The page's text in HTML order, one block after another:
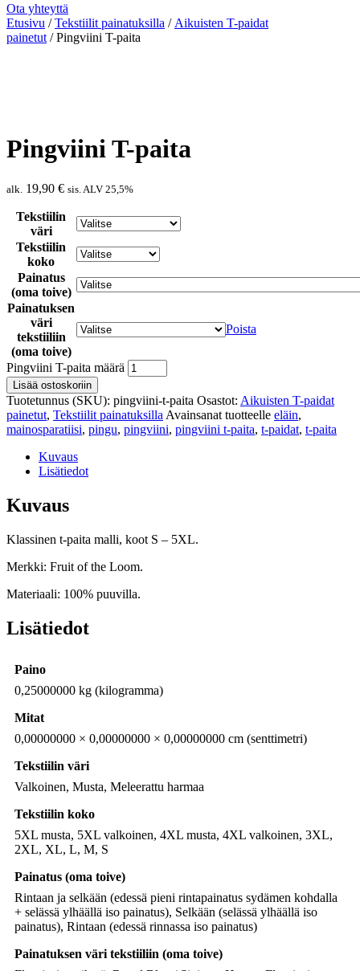
Ota yhteyttä
Etusivu /Tekstiilit painatuksilla / Aikuisten T-paidat
painetut / Pingviini T-paita
Pingviini T-paita
alk. 19,90 € sis. ALV 25,5%
Tekstiilin
väri
Tekstiilin
koko
Painatus
(oma toive)
Painatuksen
väri
tekstiiliin
(oma toive)
Poista
Pingviini T-paita määrä
Lisää ostoskoriin
Tuotetunnus (SKU): pingviini-t-paita Osastot: Aikuisten T-paidat
painetut, Tekstiilit painatuksilla Avainsanat tuotteelle eläin,
mainosparatiisi, pingu, pingviini, pingviini t-paita, t-paidat, t-paita
Kuvaus
Lisätiedot
Kuvaus
Klassinen t-paita malli, koot S – 5XL.
Merkki: Fruit of the Loom.
Materiaali: 100% puuvilla.
Lisätiedot
Paino
0,25000000 kg (kilogramma)
Mitat
0,00000000 × 0,00000000 × 0,00000000 cm (senttimetri)
Tekstiilin väri
Valkoinen, Musta, Meleerattu harmaa
Tekstiilin koko
5XL musta, 5XL valkoinen, 4XL musta, 4XL valkoinen, 3XL,
2XL, XL, L, M, S
Painatus (oma toive)
Rintaan ja selkään (edessä pieni rintapainatus sydämen kohdalla
+ selässä ylhäällä iso painatus), Selkään (selässä ylhäällä iso
painatus), Rintaan (edessä rinnassa iso painatus)
Painatuksen väri tekstiiliin (oma toive)